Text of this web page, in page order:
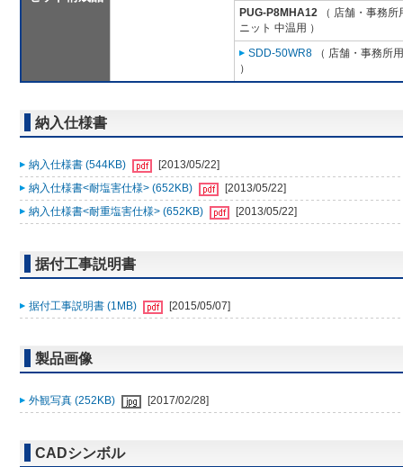
PUG-P8MHA12 （ 店舗・事務
ニット 中温用 ）
SDD-50WR8 （ 店舗・事務所
）
納入仕様書
納入仕様書 (544KB)
[2013/05/22]
納入仕様書<耐塩害仕様> (652KB)
[2013/05/22]
納入仕様書<耐重塩害仕様> (652KB)
[2013/05/22]
据付工事説明書
据付工事説明書 (1MB) [2015/05/07]
製品画像
外観写真 (252KB) [2017/02/28]
CADシンボル